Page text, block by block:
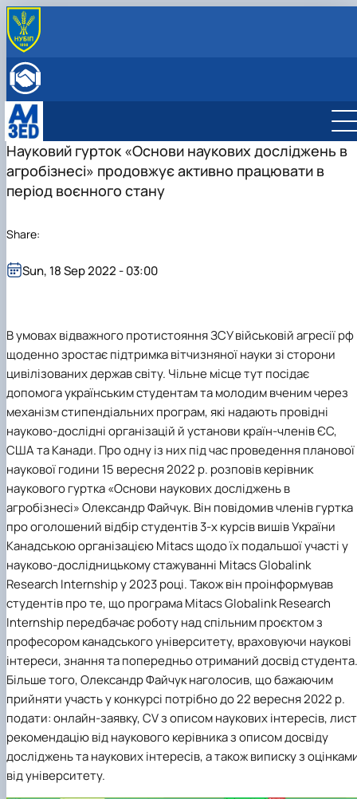
Project DAAD
DigiAgrar_UA
AgriWork_UA
International business management
Logistics
Master's degree
Administrative management
Management of International Activity
Науковий гурток «Основи наукових досліджень в
агробізнесі» продовжує активно працювати в
період воєнного стану
В умовах відважного протистояння ЗСУ військовій агресії рф
щоденно зростає підтримка вітчизняної науки зі сторони
цивілізованих держав світу. Чільне місце тут посідає
допомога українським студентам та молодим вченим через
механізм стипендіальних програм, які надають провідні
науково-дослідні організацій й установи країн-членів ЄС,
США та Канади. Про одну із них під час проведення планової
наукової години 15 вересня 2022 р. розповів керівник
наукового гуртка «Основи наукових досліджень в
агробізнесі» Олександр Файчук. Він повідомив членів гуртка
про оголошений відбір студентів 3-х курсів вишів України
Канадською організацієюMitacsщодо їх подальшої участі у
науково-дослідницькому стажуванні Mitacs Globalink
Research Internship у 2023 році. Також він проінформував
студентів про те, що програма Mitacs Globalink Research
Internship передбачає роботу над спільним проєктом з
професором канадського університету, враховуючи наукові
інтереси, знання та попередньо отриманий досвід студента.
Більше того, Олександр Файчук наголосив, що бажаючим
прийняти участь у конкурсі потрібно до 22 вересня 2022 р.
подати: онлайн-заявку,CVз описом наукових інтересів,
рекомендацію від наукового керівника з описом досвіду
досліджень та наукових інтересів, а також виписку з
від університету.
Sun, 18 Sep 2022 - 03:00
Share: